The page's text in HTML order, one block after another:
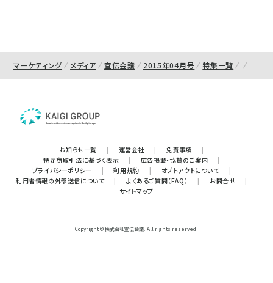
マーケティング メディア 宣伝会議 2015年04月号 特集一覧
お知らせ一覧 | 運営会社 | 免責事項
|
特定商取引法に基づく表示
| 広告掲載・協賛のご案内
|
プライバシーポリシー
| 利用規約 | オプトアウトについて
|
利用者情報の外部送信について
| よくあるご質問（FAQ） | お問合せ
|
サイトマップ
Copyright © 株式会社宣伝会議. All rights reserved.